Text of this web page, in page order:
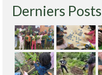
Derniers Posts